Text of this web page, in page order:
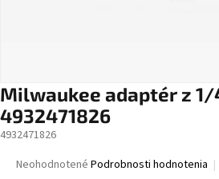
Milwaukee adaptér z 1/
4932471826
4932471826
Priemerné
Neohodnotené Podrobnosti hodnotenia